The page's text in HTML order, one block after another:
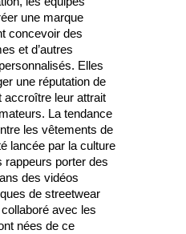
une marque
concevoir des
et d’autres
Elles
une réputation de
accroître leur attrait
La tendance
les vêtements de
lancée par la culture
rappeurs porter des
des vidéos
de streetwear
avec les
nées de ce